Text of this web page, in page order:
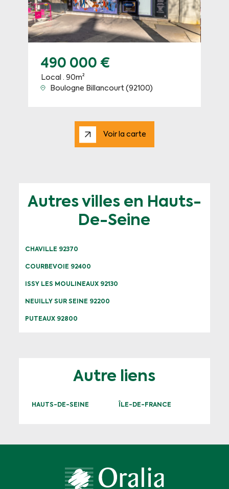
490 000 €
Local · 90m²
Boulogne Billancourt (92100)
Voir la carte
Autres villes en Hauts-
De-Seine
CHAVILLE 92370
COURBEVOIE 92400
ISSY LES MOULINEAUX 92130
NEUILLY SUR SEINE 92200
PUTEAUX 92800
Autre liens
HAUTS-DE-SEINE ÎLE-DE-FRANCE